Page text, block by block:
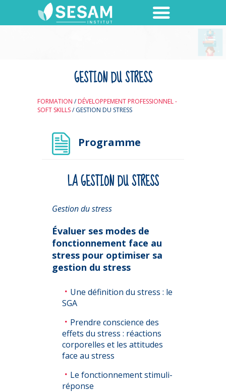
GESTION DU STRESS
FORMATION /DÉVELOPPEMENT PROFESSIONNEL -
SOFT SKILLS/GESTION DU STRESS
Programme
LA GESTION DU STRESS
Gestion du stress
Évaluer ses modes de
fonctionnement face au
stress pour optimiser sa
gestion du stress
Une définition du stress : le
SGA
Prendre conscience des
effets du stress : réactions
corporelles et les attitudes
face au stress
Le fonctionnement stimuli-
réponse